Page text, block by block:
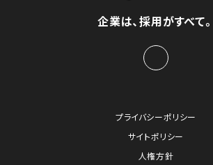
企業は、採用がすべて。
プライバシーポリシー
サイトポリシー
人権方針